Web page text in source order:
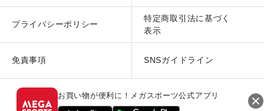
プライバシーポリシー
特定商取引法に基づく
表示
免責事項 SNSガイドライン
お買い物が便利に！メガスポーツ公式アプリ